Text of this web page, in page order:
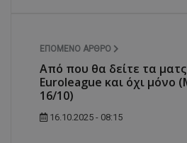
ΕΠΌΜΕΝΟ ΆΡΘΡΟ
Από που θα δείτε τα ματς
Euroleague και όχι μόνο
16/10)
16.10.2025 - 08:15